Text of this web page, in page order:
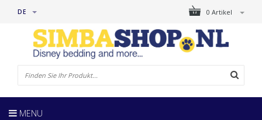
0 Artikel
DE
MENU